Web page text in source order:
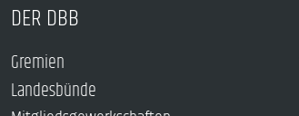
DER DBB
Gremien
Landesbünde